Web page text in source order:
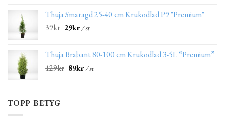
Thuja Smaragd 25-40 cm Krukodlad P9 "Premium"
39kr 29kr/ st
Thuja Brabant 80-100 cm Krukodlad 3-5L “Premium”
129kr 89kr/ st
TOPP BETYG